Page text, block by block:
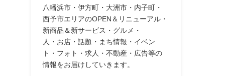
八幡浜市・伊方町・大洲市・内子町・
西予市エリアのOPEN＆リニューアル・
新商品＆新サービス・グルメ・
人・お店・話題・まち情報・イベン
ト・フォト・求人・不動産・広告等の
情報をお届けしていきます。